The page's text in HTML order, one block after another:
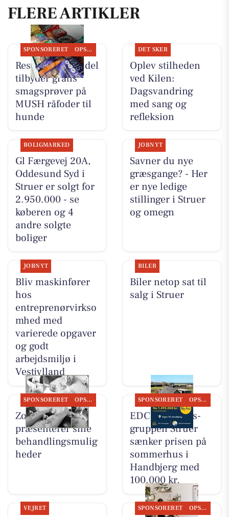
FLERE ARTIKLER
SPONSORERET OPSLAGSTAVLEN
Resen Landhandel
tilbyder gratis
smagsprøver på
MUSH råfoder til
hunde
DET SKER
Oplev stilheden
ved Kilen:
Dagsvandring
med sang og
refleksion
BOLIGMARKED
Gl Færgevej 20A,
Oddesund Syd i
Struer er solgt for
2.950.000 - se
køberen og 4
andre solgte
boliger
JOBNYT
Savner du nye
græsgange? - Her
er nye ledige
stillinger i Struer
og omegn
JOBNYT
Bliv maskinfører
hos
entreprenørvirkso
mhed med
varierede opgaver
og godt
arbejdsmiljø i
Vestjylland
BILER
Biler netop sat til
salg i Struer
SPONSORERET OPSLAGSTAVLEN
Zones By Gitte
præsenterer sine
behandlingsmulig
heder
SPONSORERET OPSLAGSTAVLEN
EDC Ejen­doms­
grup­pen Struer
sænker prisen på
sommerhus i
Handbjerg med
100.000 kr.
VEJRET SPONSORERET OPSLAGSTAVLEN